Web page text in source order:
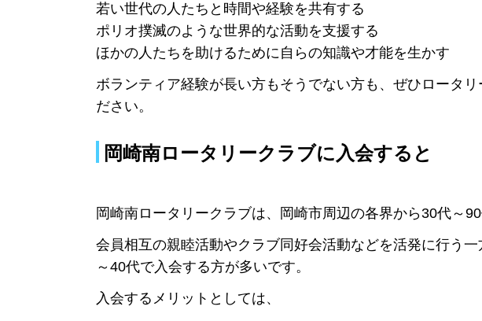
若い世代の人たちと時間や経験を共有する
ポリオ撲滅のような世界的な活動を支援する
ほかの人たちを助けるために自らの知識や才能を生かす
ボランティア経験が長い方もそうでない方も、ぜひロータリ
ださい。
岡崎南ロータリークラブに入会すると
岡崎南ロータリークラブは、岡崎市周辺の各界から30代～
会員相互の親睦活動やクラブ同好会活動などを活発に行う
～40代で入会する方が多いです。
入会するメリットとしては、